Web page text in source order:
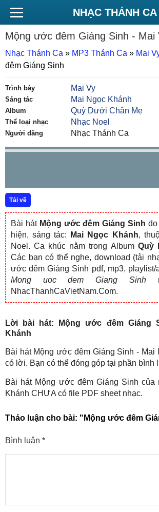
NHẠC THÁNH CA
Mộng ước đêm Giáng Sinh - Mai
Nhạc Thánh Ca » MP3 Thánh Ca » Mai
đêm Giáng Sinh
Trình bày Mai Vy
Sáng tác Mai Ngọc Khánh
Album Quỳ Dưới Chân Mẹ
Thể loại nhạc Nhạc Noel
Người đăng Nhạc Thánh Ca
Tải về
Bài hát Mộng ước đêm Giáng Sinh
hiện, sáng tác:
Mai Ngọc Khánh,
Noel. Ca khúc nằm trong Album Quỳ
Các bạn có thể nghe, download (tải
ước đêm Giáng Sinh pdf, mp3, playlist/
Mong uoc dem Giang Sinh
NhacThanhCaVietNam.Com.
Lời bài hát: Mộng ước đêm Giáng
Khánh
Bài hát Mộng ước đêm Giáng Sinh - Mai
có lời. Bạn có thể đóng góp tại phần bình
Bài hát Mộng ước đêm Giáng Sinh của
Khánh CHƯA có file PDF sheet nhạc.
Thảo luận cho bài: "Mộng ước đêm
Bình luận *